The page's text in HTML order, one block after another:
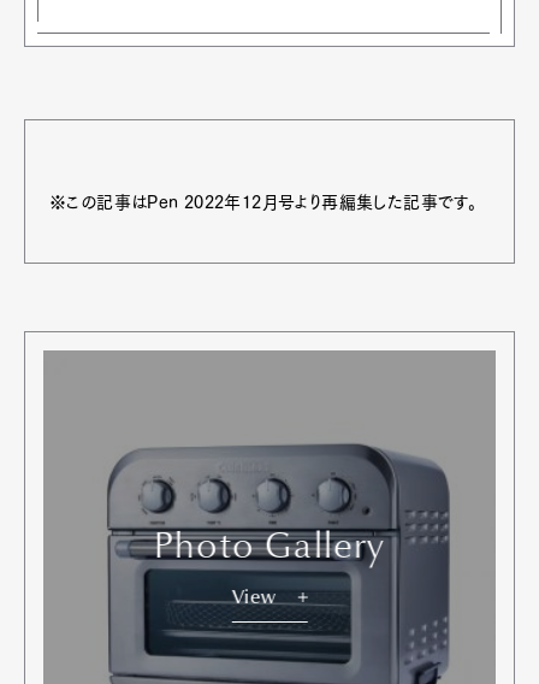
※この記事はPen 2022年12月号より再編集した記事です。
Photo Gallery
View